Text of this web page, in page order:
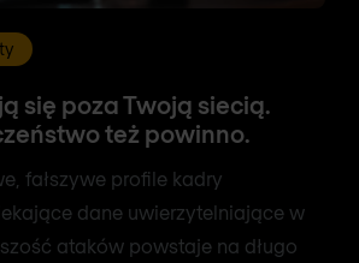
się poza Twoją siecią.
też powinno.
fałszywe profile kadry
dane uwierzytelniające w
ataków powstaje na długo